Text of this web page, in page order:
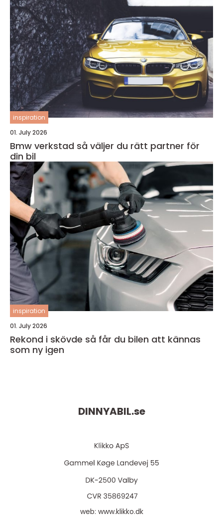
inspiration
01. July 2026
Bmw verkstad så väljer du rätt partner för
din bil
inspiration
01. July 2026
Rekond i skövde så får du bilen att kännas
som ny igen
DINNYABIL.se
web: www.klikko.dk